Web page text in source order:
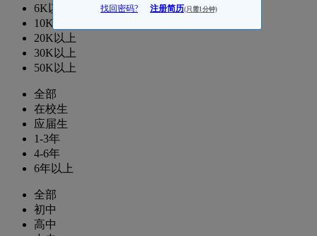
6K以上
10K以上
20K以上
30K以上
50K以上
全部
在校生
应届生
1-3年
4-6年
6年以上
全部
初中
高中
找回密码? 注册简历(只需1分钟)